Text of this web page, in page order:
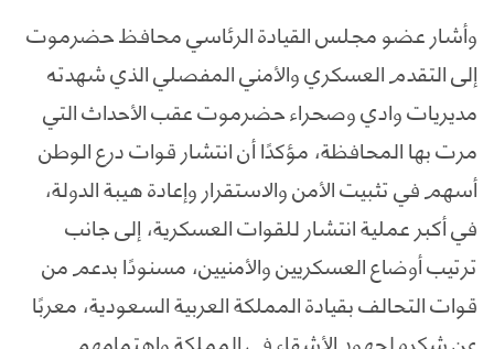
وأشار عضو مجلس القيادة الرئاسي محافظ حضرموت
إلى التقدم العسكري والأمني المفصلي الذي شهدته
مديريات وادي وصحراء حضرموت عقب الأحداث التي
مرت بها المحافظة، مؤكدًا أن انتشار قوات درع الوطن
أسهم في تثبيت الأمن والاستقرار وإعادة هيبة الدولة،
في أكبر عملية انتشار للقوات العسكرية، إلى جانب
ترتيب أوضاع العسكريين والأمنيين، مسنودًا بدعم من
قوات التحالف بقيادة المملكة العربية السعودية، معربًا